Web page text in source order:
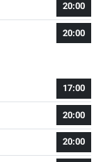
20:00
20:00
17:00
20:00
20:00